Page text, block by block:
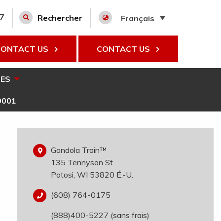
Rechercher Français
US CONTACT US
Gondola Train™
135 Tennyson St.
Potosi, WI 53820 É.-U.
(608) 764-0175
(888)400-5227 (sans frais)